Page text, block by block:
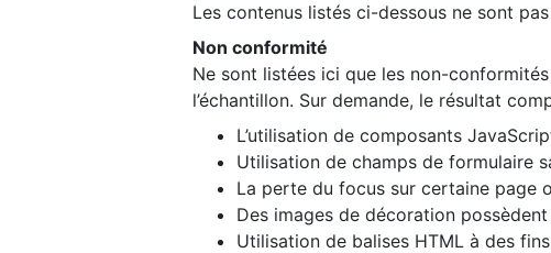
Les contenus listés ci-dessous ne sont
Non conformité
Ne sont listées ici que les non-
l’échantillon. Sur demande, le résultat
L’utilisation de composants
Utilisation de champs de formulaire
La perte du focus sur certaine page
Des images de décoration
Utilisation de balises HTML à des